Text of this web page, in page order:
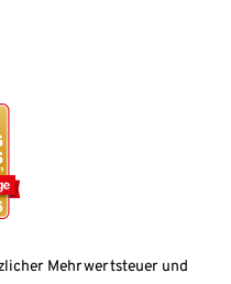
Mehrwertsteuer und